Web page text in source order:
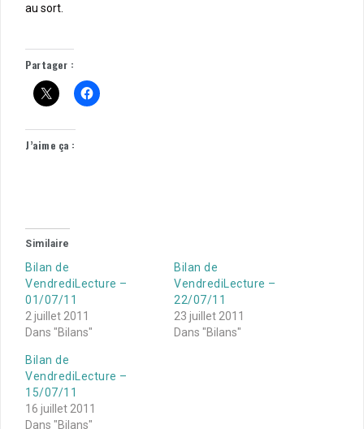
au sort.
Partager :
J’aime ça :
Similaire
Bilan de
VendrediLecture –
01/07/11
2 juillet 2011
Dans "Bilans"
Bilan de
VendrediLecture –
22/07/11
23 juillet 2011
Dans "Bilans"
Bilan de
VendrediLecture –
15/07/11
16 juillet 2011
Dans "Bilans"